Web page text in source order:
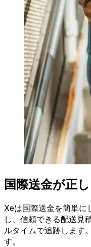
国際送金が正
Xeは国際送金を簡単に
し、信頼できる配送見
ルタイムで追跡します
す。